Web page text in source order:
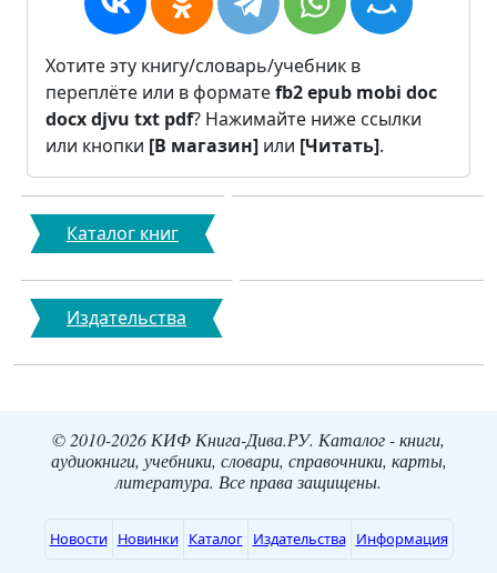
Хотите эту книгу/словарь/учебник в
переплёте или в форматеfb2epub mobi doc
docxdjvu txt pdf? Нажимайте ниже ссылки
или кнопки [В магазин] или [Читать].
Каталог книг
Издательства
© 2010-2026 КИФ Книга-Дива.РУ. Каталог - книги,
аудиокниги, учебники, словари, справочники, карты,
литература. Все права защищены.
Новости Новинки Каталог Издательства Информация